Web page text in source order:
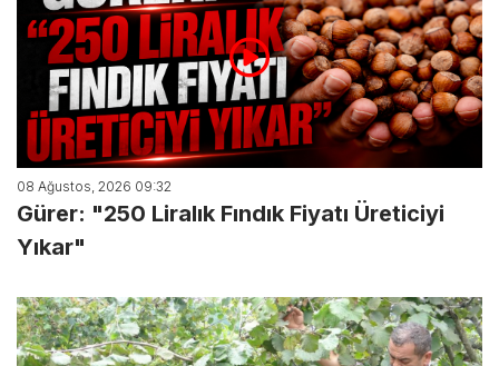
08 Ağustos, 2026 09:32
Gürer: "250 Liralık Fındık Fiyatı Üreticiyi
Yıkar"